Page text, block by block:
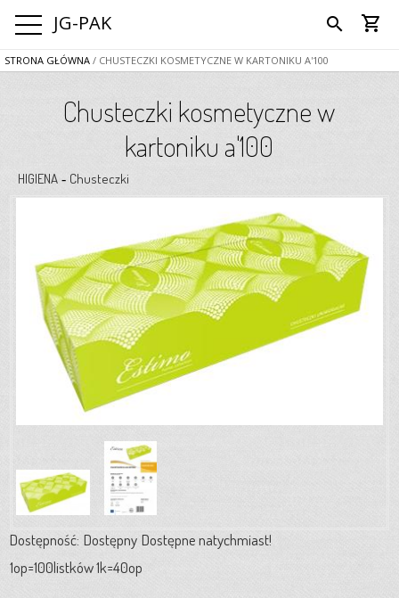
JG-PAK search shopping_cart
STRONA GŁÓWNA / CHUSTECZKI KOSMETYCZNE W KARTONIKU A'100
Chusteczki kosmetyczne w
kartoniku a'100
HIGIENA- Chusteczki
Dostępność: Dostępny Dostępne natychmiast!
1op=100listków 1k=40op